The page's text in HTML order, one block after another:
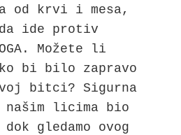
od krvi i mesa,
ide protiv
BOGA. Možete li
bi bilo zapravo
bitci? Sigurna
našim licima bio
gledamo ovog